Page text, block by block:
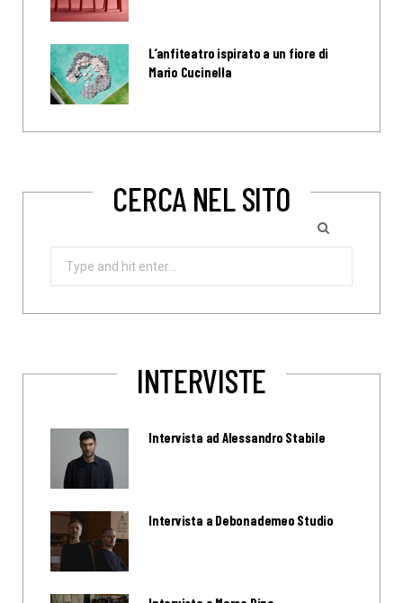
L’anfiteatro ispirato a un fiore di
Mario Cucinella
CERCA NEL SITO
Search
INTERVISTE
Intervista ad Alessandro Stabile
Intervista a Debonademeo Studio